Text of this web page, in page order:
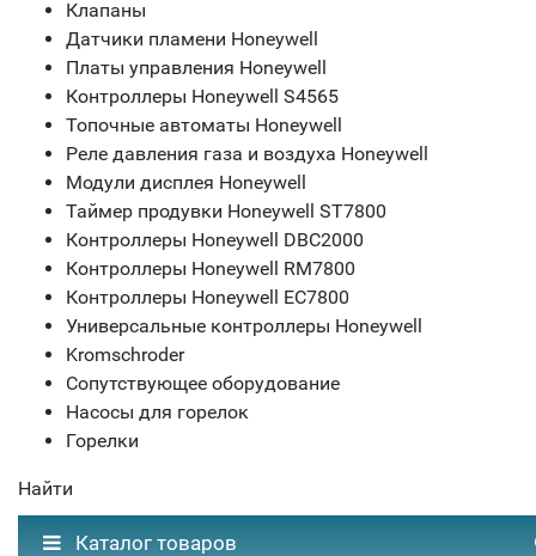
Клапаны
Датчики пламени Honeywell
Платы управления Honeywell
Контроллеры Honeywell S4565
Топочные автоматы Honeywell
Реле давления газа и воздуха Honeywell
Модули дисплея Honeywell
Таймер продувки Honeywell ST7800
Контроллеры Honeywell DBC2000
Контроллеры Honeywell RM7800
Контроллеры Honeywell EC7800
Универсальные контроллеры Honeywell
Kromschroder
Сопутствующее оборудование
Насосы для горелок
Горелки
Найти
Каталог товаров